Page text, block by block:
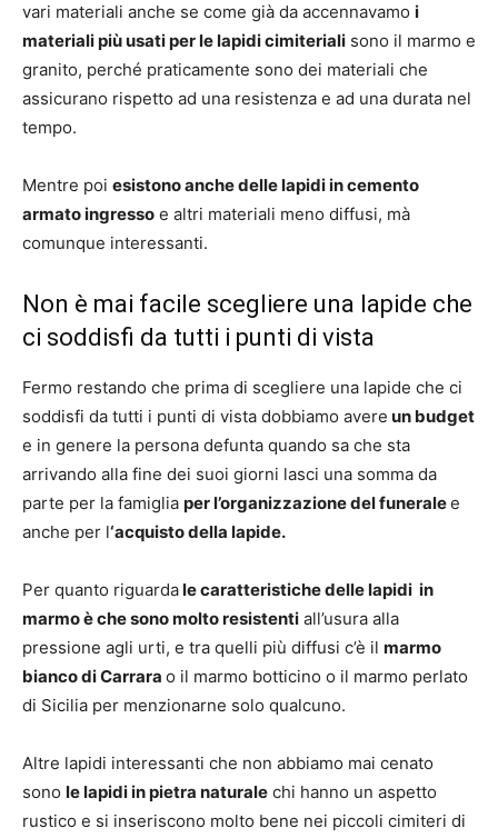
vari materiali anche se come già da accennavamo i
materiali più usati per le lapidi cimiteriali sono il marmo e
granito, perché praticamente sono dei materiali che
assicurano rispetto ad una resistenza e ad una durata nel
tempo.
Mentre poi esistono anche delle lapidi in cemento
armato ingresso e altri materiali meno diffusi, mà
comunque interessanti.
Non è mai facile scegliere una lapide che
ci soddisfi da tutti i punti di vista
Fermo restando che prima di scegliere una lapide che ci
soddisfi da tutti i punti di vista dobbiamo avere un budget
e in genere la persona defunta quando sa che sta
arrivando alla fine dei suoi giorni lasci una somma da
parte per la famiglia per l’organizzazione del funeralee
anche per l‘acquisto della lapide.
Per quanto riguardale caratteristiche delle lapidi in
marmo è che sono molto resistenti all’usura alla
pressione agli urti, e tra quelli più diffusi c’è il marmo
bianco di Carrara o il marmo botticino o il marmo perlato
di Sicilia per menzionarne solo qualcuno.
Altre lapidi interessanti che non abbiamo mai cenato
sono le lapidi in pietra naturale chi hanno un aspetto
rustico e si inseriscono molto bene nei piccoli cimiteri di